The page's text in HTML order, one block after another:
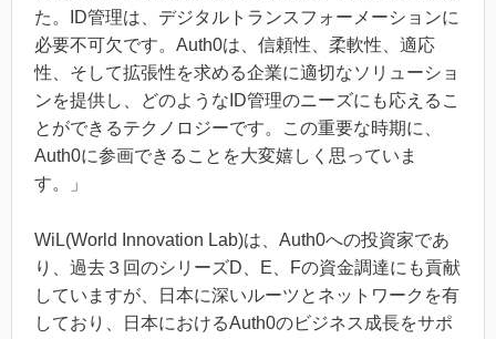
た。ID管理は、デジタルトランスフォーメーションに
必要不可欠です。Auth0は、信頼性、柔軟性、適応
性、そして拡張性を求める企業に適切なソリューショ
ンを提供し、どのようなID管理のニーズにも応えるこ
とができるテクノロジーです。この重要な時期に、
Auth0に参画できることを大変嬉しく思っていま
す。」
WiL(World Innovation Lab)は、Auth0への投資家であ
り、過去３回のシリーズD、E、Fの資金調達にも貢献
していますが、日本に深いルーツとネットワークを有
しており、日本におけるAuth0のビジネス成長をサポ